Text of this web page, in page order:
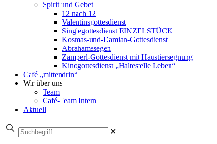
Spirit und Gebet
12 nach 12
Valentinsgottesdienst
Singlegottesdienst EINZELSTÜCK
Kosmas-und-Damian-Gottesdienst
Abrahamssegen
Zamperl-Gottesdienst mit Haustiersegnung
Kinogottesdienst „Haltestelle Leben“
Café „mittendrin“
Wir über uns
Team
Café-Team Intern
Aktuell
✕